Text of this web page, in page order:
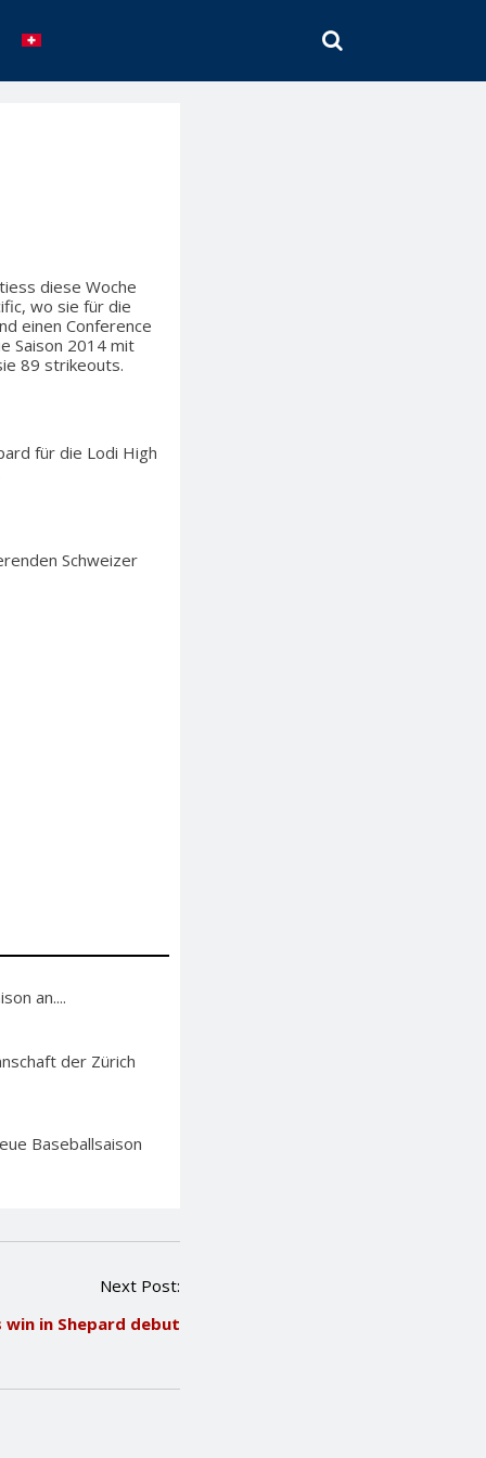
SEARCH
diese Woche
wo sie für die
einen Conference
Saison 2014 mit
89 strikeouts.
für die Lodi High
Schweizer
an....
der Zürich
Baseballsaison
Next Post:
win in Shepard debut